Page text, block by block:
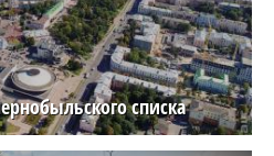
списка